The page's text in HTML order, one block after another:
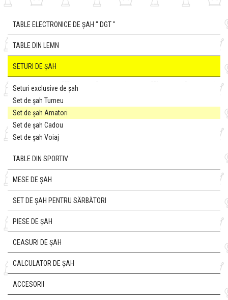
TABLE ELECTRONICE DE ȘAH " DGT "
TABLE DIN LEMN
SETURI DE ȘAH
Seturi exclusive de șah
Set de șah Turneu
Set de șah Amatori
Set de șah Cadou
Set de șah Voiaj
TABLE DIN SPORTIV
MESE DE ȘAH
SET DE ȘAH PENTRU SĂRBĂTORI
PIESE DE ȘAH
CEASURI DE ȘAH
CALCULATOR DE ȘAH
ACCESORII